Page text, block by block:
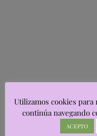
Utilizamos cookies
continúa navegando
ACEPTO